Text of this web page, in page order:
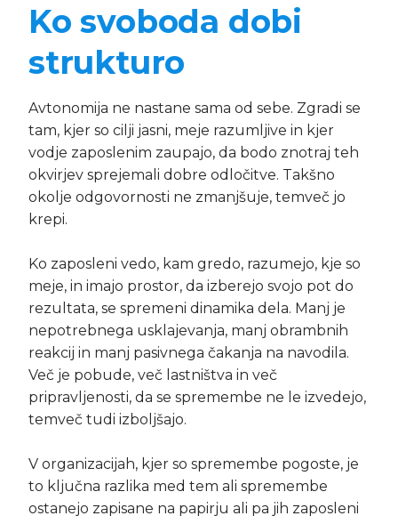
Ko svoboda dobi
strukturo
Avtonomija ne nastane sama od sebe. Zgradi se
tam, kjer so cilji jasni, meje razumljive in kjer
vodje zaposlenim zaupajo, da bodo znotraj teh
okvirjev sprejemali dobre odločitve. Takšno
okolje odgovornosti ne zmanjšuje, temveč jo
krepi.
Ko zaposleni vedo, kam gredo, razumejo, kje so
meje, in imajo prostor, da izberejo svojo pot do
rezultata, se spremeni dinamika dela. Manj je
nepotrebnega usklajevanja, manj obrambnih
reakcij in manj pasivnega čakanja na navodila.
Več je pobude, več lastništva in več
pripravljenosti, da se spremembe ne le izvedejo,
temveč tudi izboljšajo.
V organizacijah, kjer so spremembe pogoste, je
to ključna razlika med tem ali spremembe
ostanejo zapisane na papirju ali pa jih zaposleni